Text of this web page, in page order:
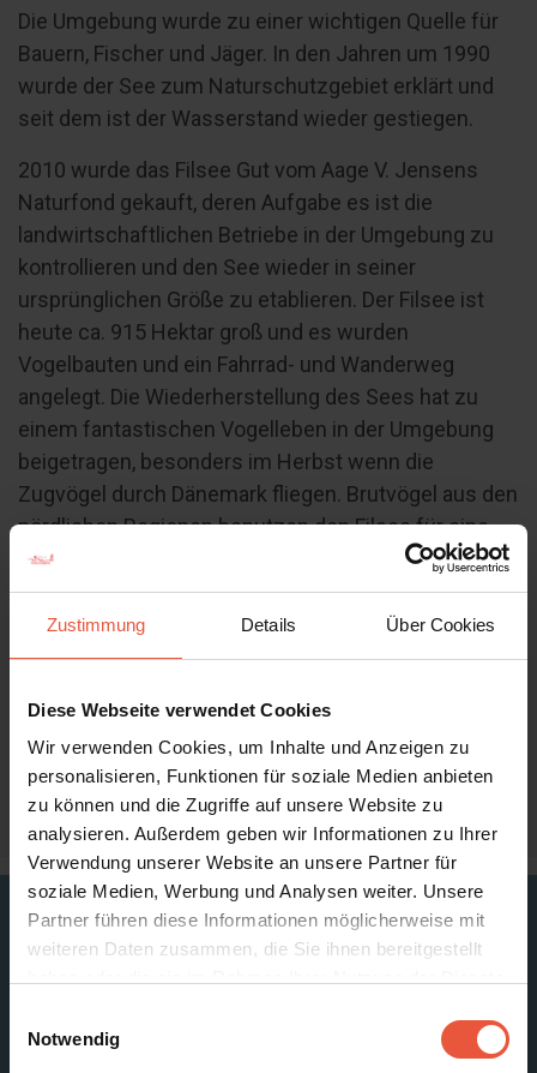
Zustimmung Details Über Cookies
Diese Webseite verwendet Cookies
Wir verwenden Cookies, um Inhalte und Anzeigen zu
personalisieren, Funktionen für soziale Medien anbieten
zu können und die Zugriffe auf unsere Website zu
analysieren. Außerdem geben wir Informationen zu Ihrer
Verwendung unserer Website an unsere Partner für
soziale Medien, Werbung und Analysen weiter. Unsere
Partner führen diese Informationen möglicherweise mit
weiteren Daten zusammen, die Sie ihnen bereitgestellt
Cookies, wenn Sie unsere Webseite weiterhin nutzen
Notwendig
Die Umgebung wurde zu einer wichtigen Quelle für
Bauern, Fischer und Jäger. In den Jahren um 1990
wurde der See zum Naturschutzgebiet erklärt und
seit dem ist der Wasserstand wieder gestiegen.
2010 wurde das Filsee Gut vom Aage V. Jensens
Naturfond gekauft, deren Aufgabe es ist die
landwirtschaftlichen Betriebe in der Umgebung zu
kontrollieren und den See wieder in seiner
ursprünglichen Größe zu etablieren. Der Filsee ist
heute ca. 915 Hektar groß und es wurden
Vogelbauten und ein Fahrrad- und Wanderweg
angelegt. Die Wiederherstellung des Sees hat zu
einem fantastischen Vogelleben in der Umgebung
beigetragen, besonders im Herbst wenn die
Zugvögel durch Dänemark fliegen. Brutvögel aus den
nördlichen Regionen benutzen den Filsee für eine
Pause um neue Kräfte zu sammeln, für ihre weitere
Reise in den warmen Süden.
Vogelbeobachter einen weiteren Grund, um Filsø
einen Besuch abzustatten. Hier hat man nun eine
zirkuläre Brücke errichtet, um die Natur noch besser
erleben zu können.
Die versandeten Eichen bei Filsee
Wenn Sie genau hinschauen, werden Sie es bemerken können –
Charlotte bewegt sich in den Baumkronen von 20-30 Meter